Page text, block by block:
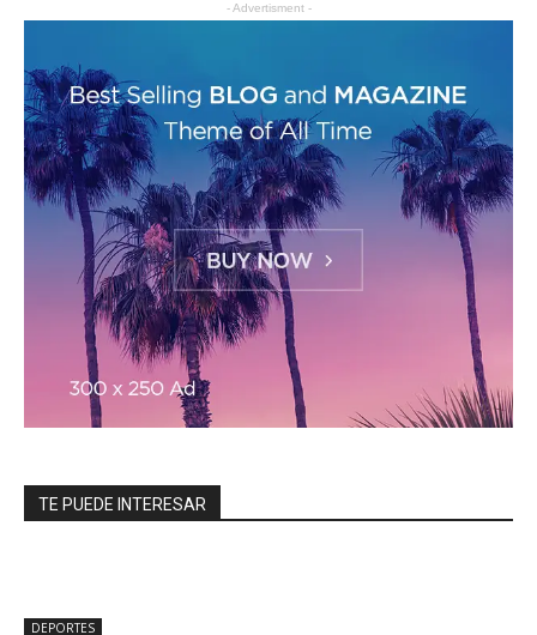
- Advertisment -
TE PUEDE INTERESAR